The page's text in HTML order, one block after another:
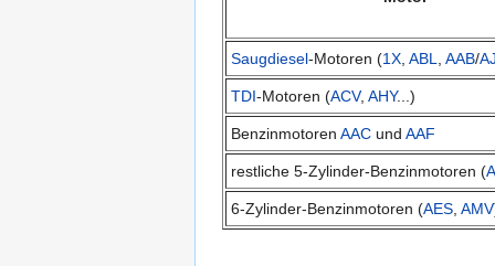
Saugdiesel-Motoren (1X, ABL, AAB/
TDI-Motoren (ACV, AHY...)
Benzinmotoren AAC und AAF
restliche 5-Zylinder-Benzinmotoren (
6-Zylinder-Benzinmotoren (AES, AMV